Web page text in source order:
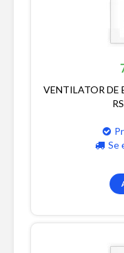
VENTILATOR DE
Se